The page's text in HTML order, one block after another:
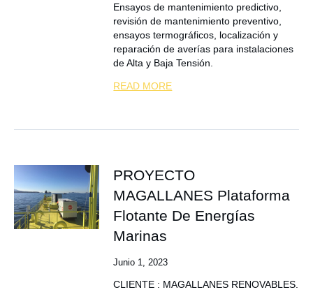
Ensayos de mantenimiento predictivo,
revisión de mantenimiento preventivo,
ensayos termográficos, localización y
reparación de averías para instalaciones
de Alta y Baja Tensión.
READ MORE
PROYECTO
MAGALLANES Plataforma
Flotante De Energías
Marinas
Junio 1, 2023
CLIENTE : MAGALLANES RENOVABLES.